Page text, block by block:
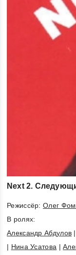
Next 2.
Режиссёр:Олег
В ролях:
Александр Абдулов |
| Нина Усатова |